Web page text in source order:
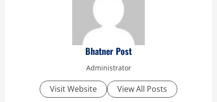
Bhatner Post
Administrator
Visit Website View All Posts